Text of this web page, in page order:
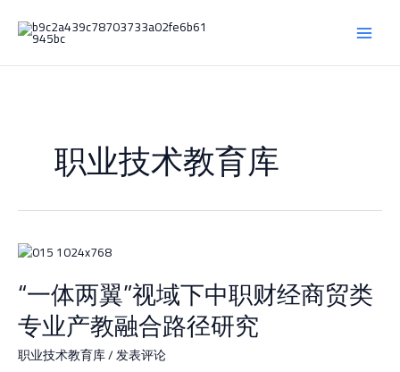
容
职业技术教育库
“一体两翼”视域下中职财经商贸类
专业产教融合路径研究
职业技术教育库/发表评论
“一
两
视
域
下